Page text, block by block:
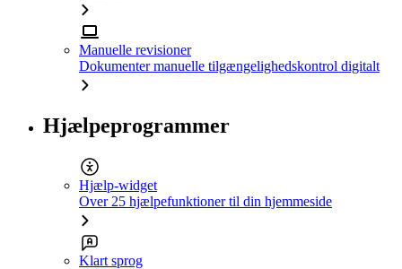
Manuelle revisioner
Dokumenter manuelle tilgængelighedskontrol digitalt
Hjælpeprogrammer
Hjælp-widget
Over 25 hjælpefunktioner til din hjemmeside
Klart sprog